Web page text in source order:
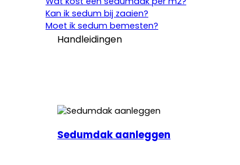
Kan ik sedum bij zaaien?
Moet ik sedum bemesten?
Handleidingen
Sedumdak aanleggen